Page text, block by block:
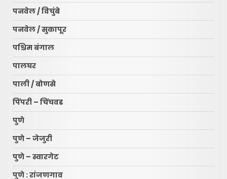
पनवेल / विचुंबे
पनवेल / सुकापूर
पश्चिम बंगाल
पालघर
पाली / बोणसे
पिंपरी – चिंचवड
पुणे
पुणे – जेजुरी
पुणे – स्वारगेट
पुणे : रांजणगाव